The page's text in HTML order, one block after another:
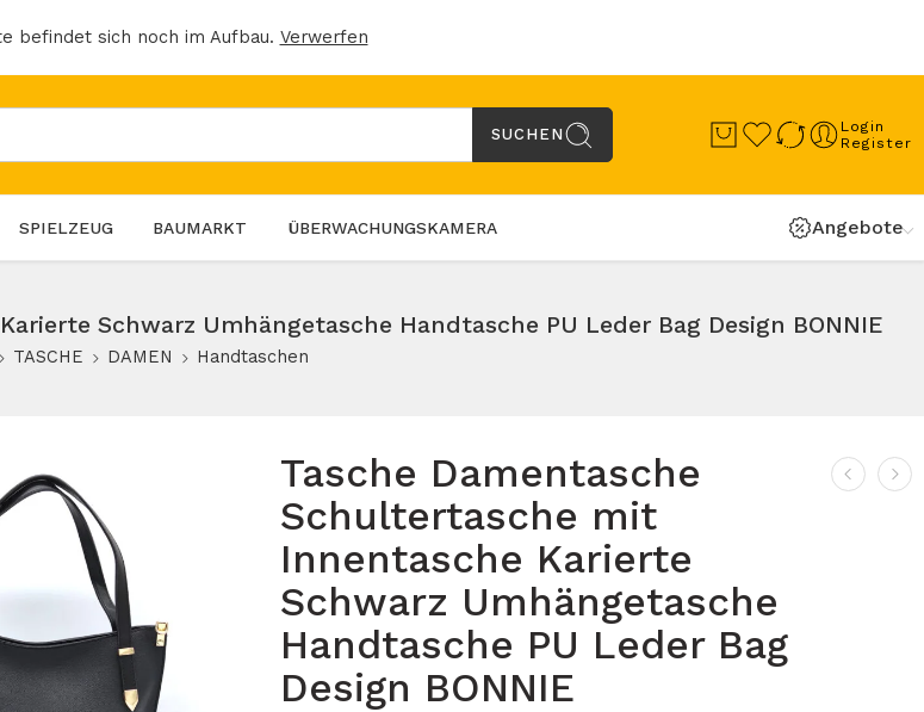
befindet sich noch im Aufbau. Verwerfen
SUCHEN
Login
Register
SPIELZEUG BAUMARKT ÜBERWACHUNGSKAMERA Angebote
Schwarz Umhängetasche Handtasche PU Leder Bag Design BONNIE
TASCHE DAMEN Handtaschen
Tasche Damentasche
Schultertasche mit
Innentasche Karierte
Schwarz Umhängetasche
Handtasche PU Leder Bag
Design BONNIE